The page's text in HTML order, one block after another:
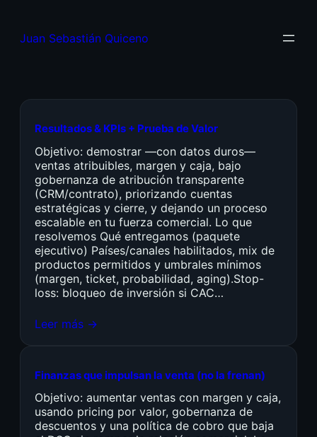
Juan Sebastián Quiceno
Resultados & KPIs + Prueba de Valor
Objetivo: demostrar —con datos duros—
ventas atribuibles, margen y caja, bajo
gobernanza de atribución transparente
(CRM/contrato), priorizando cuentas
estratégicas y cierre, y dejando un proceso
escalable en tu fuerza comercial. Lo que
resolvemos Qué entregamos (paquete
ejecutivo) Países/canales habilitados, mix de
productos permitidos y umbrales mínimos
(margen, ticket, probabilidad, aging).Stop-
loss: bloqueo de inversión si CAC…
Leer más →
Finanzas que impulsan la venta (no la frenan)
Objetivo: aumentar ventas con margen y caja,
usando pricing por valor, gobernanza de
descuentos y una política de cobro que baja